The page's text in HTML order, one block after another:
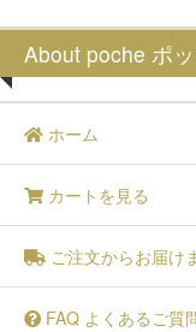
About poche ポ
ホーム
カートを見る
ご注文からお届け
FAQ よくあるご質